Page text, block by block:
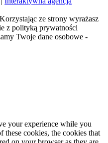
ze strony wyrażasz
z polityką prywatności
Twoje dane osobowe -
your experience while you
these cookies, the cookies that